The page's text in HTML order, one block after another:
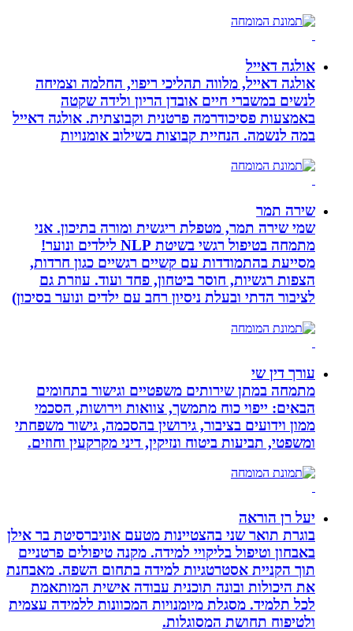
אולגה דאייל
אולגה דאייל, מלווה תהליכי ריפוי, החלמה וצמיחה
לנשים במשברי חיים אובדן הריון ולידה שקטה
באמצעות פסיכודרמה פרטנית וקבוצתית. אולגה דאייל
במה לנשמה. ‏הנחיית קבוצות בשילוב אומנויות‏
שירה תמר
שמי שירה תמר, מטפלת ריגשית ומורה בתיכון. אני
מתמחה בטיפול רגשי בשיטת NLP לילדים ונוער!
מסייעת בהתמודדות עם קשיים רגשיים כגון חרדות,
הצפות רגשיות, חוסר ביטחון, פחד ועוד. עוזרת גם
לציבור הדתי ובעלת ניסיון רחב עם ילדים ונוער בסיכון)
עורך דין שי
מתמחה במתן שירותים משפטיים וגישור בתחומים
הבאים: ייפוי כוח מתמשך, צוואות וירושות, הסכמי
ממון וידועים בציבור, גירושין בהסכמה, גישור משפחתי
ומשפטי, תביעות ביטוח ונזיקין, דיני מקרקעין וחוזים.
יעל רן הוראה
בוגרת תואר שני בהצטיינות מטעם אוניברסיטת בר אילן
באבחון וטיפול בליקויי למידה. מקנה טיפולים פרטניים
תוך הקניית אסטרטגיות למידה בתחום השפה. מאבחנת
את היכולות ובונה תוכנית עבודה אישית המותאמת
לכל תלמיד. מסגלת מיומנויות המכוונות ללמידה עצמית
ולטיפוח תחושת המסוגלות.